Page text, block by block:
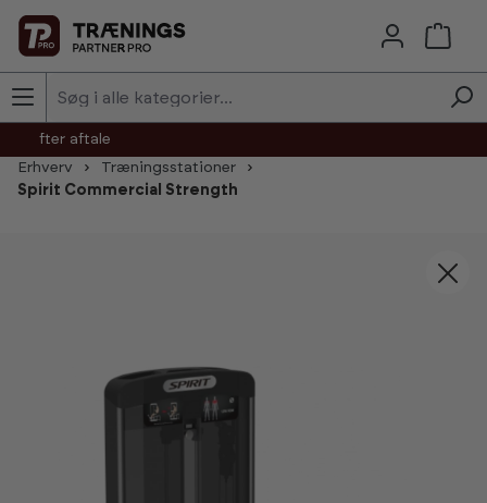
Skip to main content
efter aftale
Erhverv
Træningsstationer
Spirit Commercial Strength